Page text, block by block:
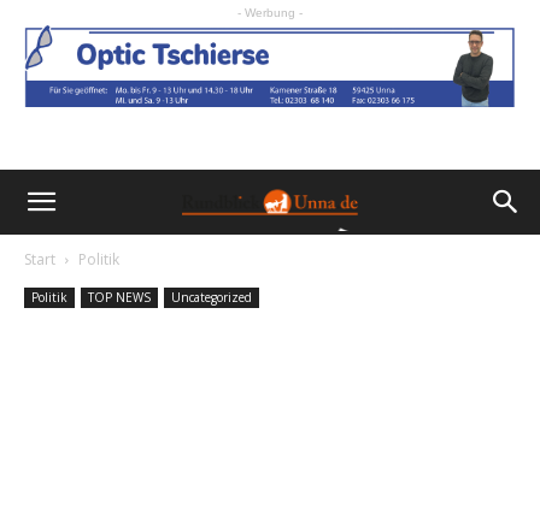
- Werbung -
Start Politik
Politik TOP NEWS Uncategorized